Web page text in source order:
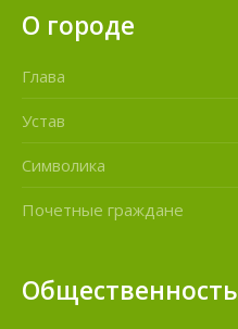
О городе
Глава
Устав
Символика
Почетные граждане
Общественность